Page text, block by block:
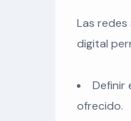
Las
digital
Definir
ofrecido.